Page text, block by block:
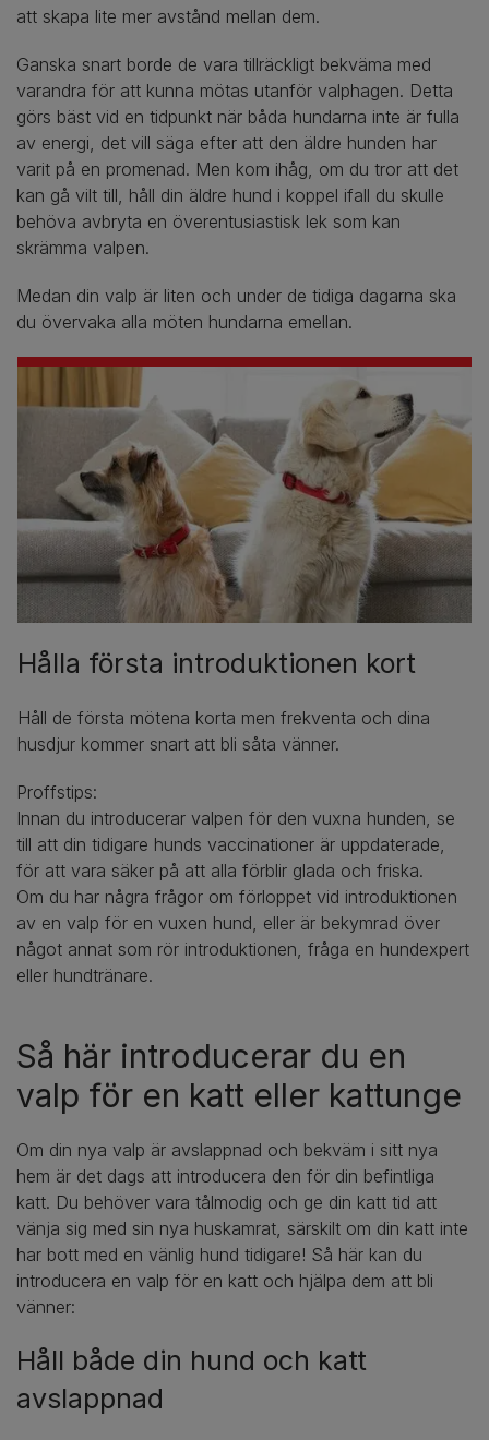
att skapa lite mer avstånd mellan dem.
Ganska snart borde de vara tillräckligt bekväma med
varandra för att kunna mötas utanför valphagen. Detta
görs bäst vid en tidpunkt när båda hundarna inte är fulla
av energi, det vill säga efter att den äldre hunden har
varit på en promenad. Men kom ihåg, om du tror att det
kan gå vilt till, håll din äldre hund i koppel ifall du skulle
behöva avbryta en överentusiastisk lek som kan
skrämma valpen.
Medan din valp är liten och under de tidiga dagarna ska
du övervaka alla möten hundarna emellan.
Hålla första introduktionen kort
Håll de första mötena korta men frekventa och dina
husdjur kommer snart att bli såta vänner.
Proffstips:
Innan du introducerar valpen för den vuxna hunden, se
till att din tidigare hunds vaccinationer är uppdaterade,
för att vara säker på att alla förblir glada och friska.
Om du har några frågor om förloppet vid introduktionen
av en valp för en vuxen hund, eller är bekymrad över
något annat som rör introduktionen, fråga en hundexpert
eller hundtränare.
Så här introducerar du en
valp för en katt eller kattunge
Om din nya valp är avslappnad och bekväm i sitt nya
hem är det dags att introducera den för din befintliga
katt. Du behöver vara tålmodig och ge din katt tid att
vänja sig med sin nya huskamrat, särskilt om din katt inte
har bott med en vänlig hund tidigare! Så här kan du
introducera en valp för en katt och hjälpa dem att bli
vänner:
Håll både din hund och katt
avslappnad